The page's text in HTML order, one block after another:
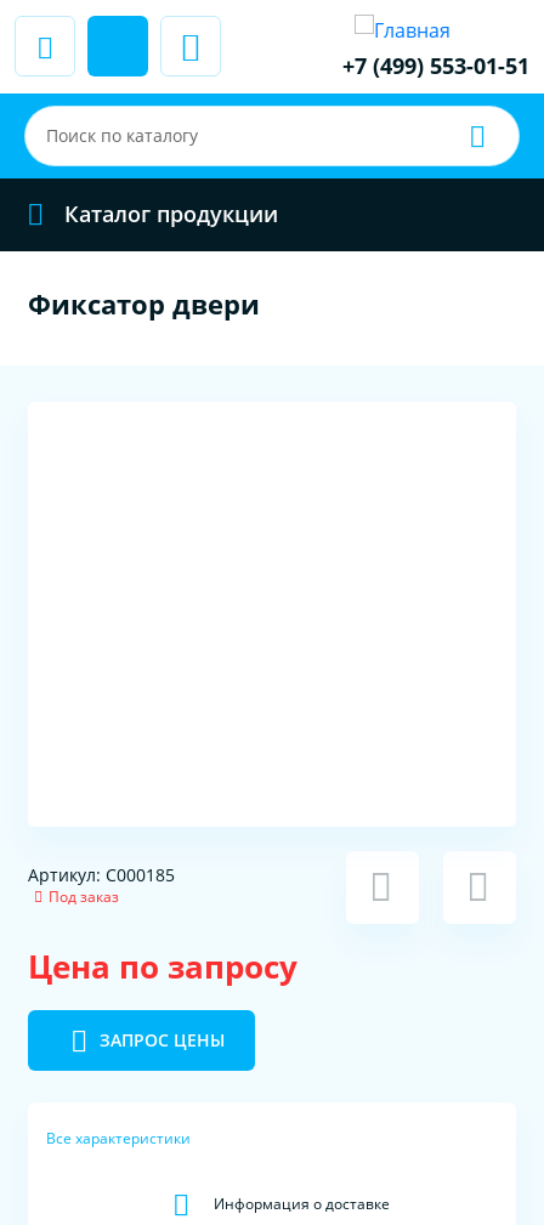
+7 (499) 553-01-51
Каталог продукции
Фиксатор двери
Артикул: С000185
Под заказ
Цена по запросу
ЗАПРОС ЦЕНЫ
Все характеристики
Информация о доставке